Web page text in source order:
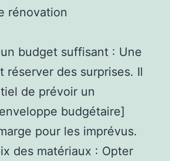
rénovation
budget suffisant : Une
réserver des surprises. Il
de prévoir un
budgétaire]
pour les imprévus.
des matériaux : Opter